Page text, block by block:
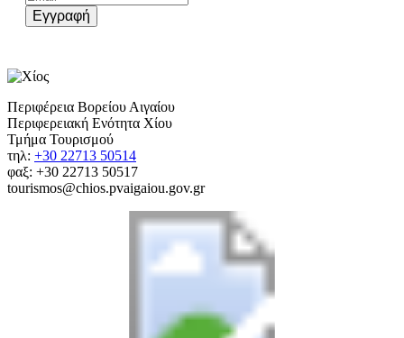
Εγγραφή
Περιφέρεια Βορείου Αιγαίου
Περιφερειακή Ενότητα Χίου
Τμήμα Τουρισμού
τηλ: +30 22713 50514
φαξ: +30 22713 50517
tourismos@chios.pvaigaiou.gov.gr